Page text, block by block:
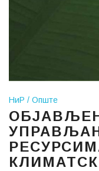
НиР Опште